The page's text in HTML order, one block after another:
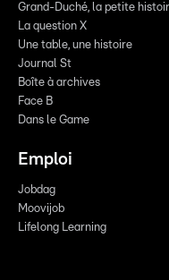
Grand-Duché, la petite
La question X
Une table, une histoire
Journal St
Boîte à archives
Face B
Dans le Game
Emploi
Jobdag
Moovijob
Lifelong Learning